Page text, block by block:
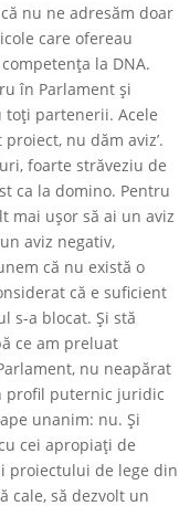
nu ne adresăm doar
care ofereau
la DNA.
în Parlament şi
partenerii. Acele
nu dăm aviz’.
foarte străveziu de
ca la domino. Pentru
mai uşor să ai un aviz
aviz negativ,
că nu există o
că e suficient
s-a blocat. Şi stă
ce am preluat
nu neapărat
profil puternic juridic
unanim: nu. Şi
cei apropiaţi de
proiectului de lege din
cale, să dezvolt un